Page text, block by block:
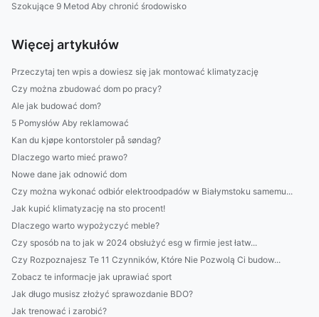
Szokujące 9 Metod Aby chronić środowisko
Więcej artykułów
Przeczytaj ten wpis a dowiesz się jak montować klimatyzację
Czy można zbudować dom po pracy?
Ale jak budować dom?
5 Pomysłów Aby reklamować
Kan du kjøpe kontorstoler på søndag?
Dlaczego warto mieć prawo?
Nowe dane jak odnowić dom
Czy można wykonać odbiór elektroodpadów w Białymstoku samemu...
Jak kupić klimatyzację na sto procent!
Dlaczego warto wypożyczyć meble?
Czy sposób na to jak w 2024 obsłużyć esg w firmie jest łatw...
Czy Rozpoznajesz Te 11 Czynników, Które Nie Pozwolą Ci budow...
Zobacz te informacje jak uprawiać sport
Jak długo musisz złożyć sprawozdanie BDO?
Jak trenować i zarobić?